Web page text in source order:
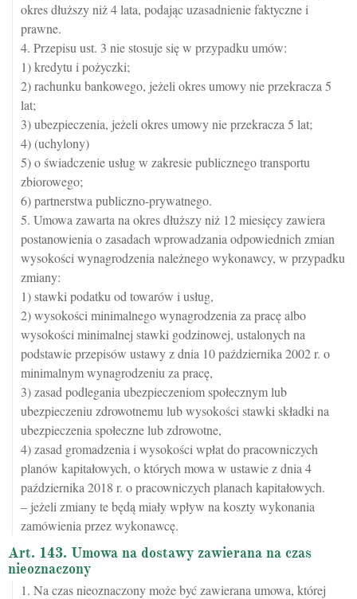
okres dłuższy niż 4 lata, podając uzasadnienie faktyczne i
prawne.
4. Przepisu ust. 3 nie stosuje się w przypadku umów:
1) kredytu i pożyczki;
2) rachunku bankowego, jeżeli okres umowy nie przekracza 5
lat;
3) ubezpieczenia, jeżeli okres umowy nie przekracza 5 lat;
4) (uchylony)
5) o świadczenie usług w zakresie publicznego transportu
zbiorowego;
6) partnerstwa publiczno-prywatnego.
5. Umowa zawarta na okres dłuższy niż 12 miesięcy zawiera
postanowienia o zasadach wprowadzania odpowiednich zmian
wysokości wynagrodzenia należnego wykonawcy, w przypadku
zmiany:
1) stawki podatku od towarów i usług,
2) wysokości minimalnego wynagrodzenia za pracę albo
wysokości minimalnej stawki godzinowej, ustalonych na
podstawie przepisów ustawy z dnia 10 października 2002 r. o
minimalnym wynagrodzeniu za pracę,
3) zasad podlegania ubezpieczeniom społecznym lub
ubezpieczeniu zdrowotnemu lub wysokości stawki składki na
ubezpieczenia społeczne lub zdrowotne,
4) zasad gromadzenia i wysokości wpłat do pracowniczych
planów kapitałowych, o których mowa w ustawie z dnia 4
października 2018 r. o pracowniczych planach kapitałowych.
– jeżeli zmiany te będą miały wpływ na koszty wykonania
zamówienia przez wykonawcę.
Art. 143. Umowa na dostawy zawierana na czas
nieoznaczony
1. Na czas nieoznaczony może być zawierana umowa, której